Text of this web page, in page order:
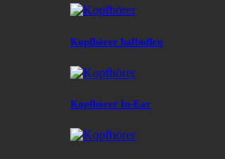
Kopfhörer halboffen
Kopfhörer In-Ear